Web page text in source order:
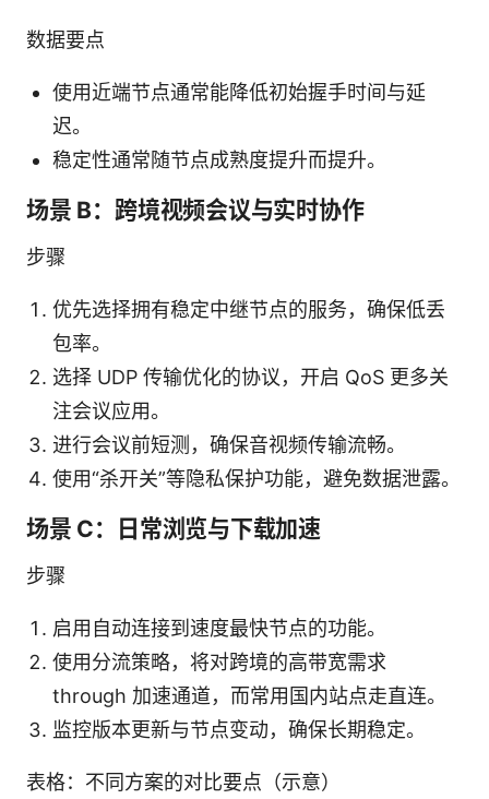
数据要点
使用近端节点通常能降低初始握手时间与延
迟。
稳定性通常随节点成熟度提升而提升。
场景 B：跨境视频会议与实时协作
步骤
优先选择拥有稳定中继节点的服务，确保低丢
包率。
选择 UDP 传输优化的协议，开启 QoS 更多关
注会议应用。
进行会议前短测，确保音视频传输流畅。
使用“杀开关”等隐私保护功能，避免数据泄露。
场景 C：日常浏览与下载加速
步骤
启用自动连接到速度最快节点的功能。
使用分流策略，将对跨境的高带宽需求
through 加速通道，而常用国内站点走直连。
监控版本更新与节点变动，确保长期稳定。
表格：不同方案的对比要点（示意）